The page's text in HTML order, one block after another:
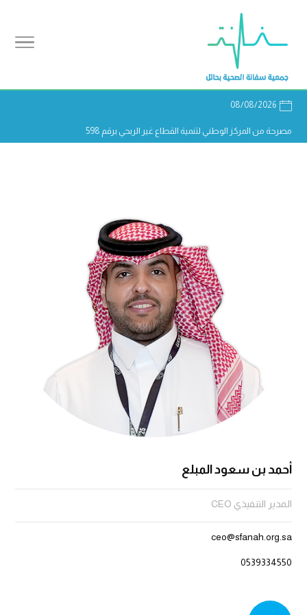
08/08/2026
مصرحة من المركز الوطني لتنمية القطاع غير الربحي برقم 598
أحمد بن سعود المبلع
المدير التنفيذي CEO
ceo@sfanah.org.sa
0539334550